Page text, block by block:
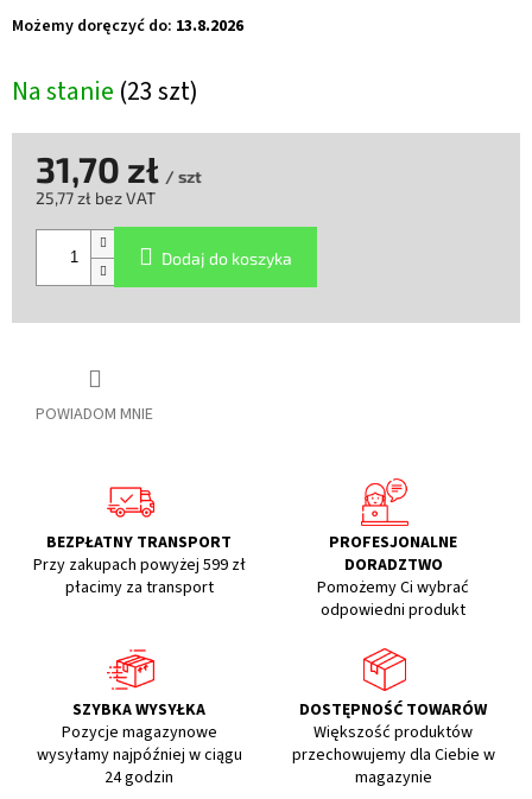
Na stanie (23 szt)
Możemy doręczyć do: 13.8.2026
POWIADOM MNIE
31,70 zł / szt
25,77 zł bez VAT
jednostkowa:
Dodaj do koszyka
BEZPŁATNY TRANSPORT
Przy zakupach powyżej 599 zł
płacimy za transport
PROFESJONALNE
DORADZTWO
Pomożemy Ci wybrać
odpowiedni produkt
SZYBKA WYSYŁKA
Pozycje magazynowe
wysyłamy najpóźniej w ciągu
24 godzin
DOSTĘPNOŚĆ TOWARÓW
Większość produktów
przechowujemy dla Ciebie w
magazynie